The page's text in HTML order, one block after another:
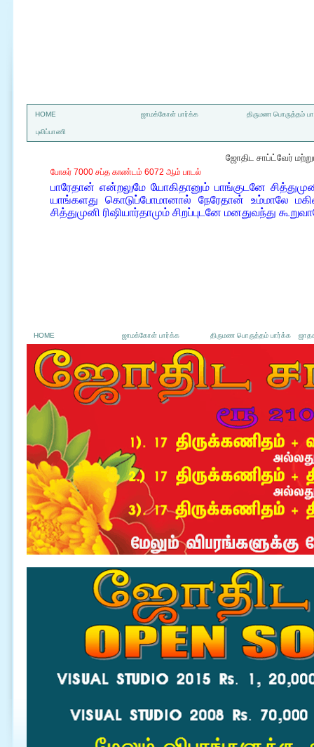
HOME ஜாமக்கோள் பார்க்க திருமண பொருத்தம்
புலிப்பாணி
ஜோதிட சாப்ட்வேர்
போகர் 7000 சப்த காண்டம் 6072 ஆம் பாடல்
பாரேதான் என்றலுமே யோகிதானும் பாங்குடனே
யாங்களது கொடுப்போமானால் நேரேதான் உம்மாலே
சித்துமுனி ரிஷியார்தாமும் சிறப்புடனே மனதுவந்து
HOME ஜாமக்கோள் பார்க்க திருமண பொருத்தம் பார்க்க